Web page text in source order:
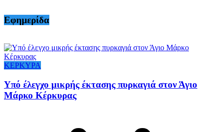
Εφημερίδα
ΚΕΡΚΥΡΑ
Υπό έλεγχο μικρής έκτασης πυρκαγιά στον Άγιο
Μάρκο Κέρκυρας